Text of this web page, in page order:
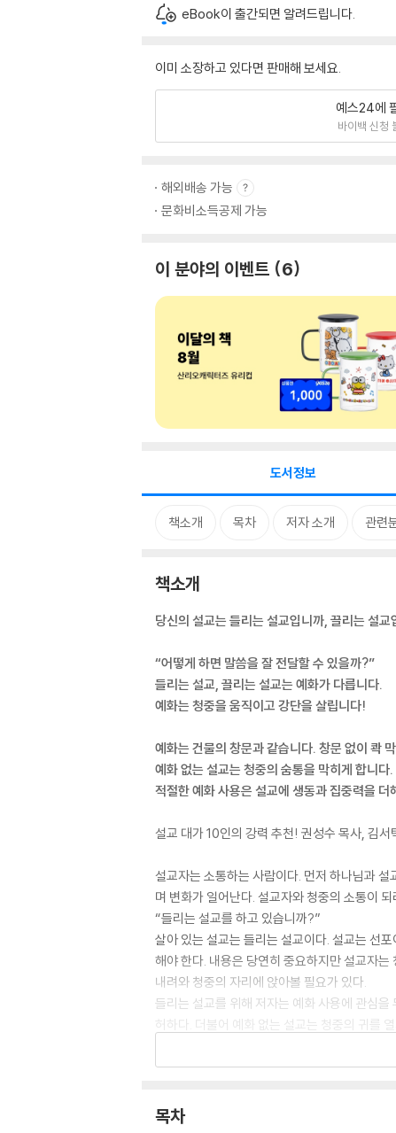
eBook이 출간되면 알려드립니다.
이미 소장하고 있다면 판매해 보세요.
예스24에
바이백 신청
해외배송 가능
문화비소득공제 가능
이 분야의 이벤트 6
도서정보
책소개 목차 저자 소개 관련
책소개
당신의 설교는 들리는 설교입니까, 끌리는 설교
“어떻게 하면 말씀을 잘 전달할 수 있을까?”
들리는 설교, 끌리는 설교는 예화가 다릅니다.
예화는 청중을 움직이고 강단을 살립니다!
예화는 건물의 창문과 같습니다. 창문 없이 콱
예화 없는 설교는 청중의 숨통을 막히게 합니다.
적절한 예화 사용은 설교에 생동과 집중력을 더
설교 대가 10인의 강력 추천! 권성수 목사, 김
설교자는 소통하는 사람이다. 먼저 하나님과
며 변화가 일어난다. 설교자와 청중의 소통이
“들리는 설교를 하고 있습니까?”
살아 있는 설교는 들리는 설교이다. 설교는 선
해야 한다. 내용은 당연히 중요하지만 설교자
내려와 청중의 자리에 앉아볼 필요가 있다.
들리는 설교를 위해 저자는 예화 사용에 관심을
허하다. 더불어 예화 없는 설교는 청중의 귀를
향받는 시대에 구체적이고 생생한 그림 언어인
가볍게 여겨서도 안 된다. 이 책의 저자는 ‘들리
목차